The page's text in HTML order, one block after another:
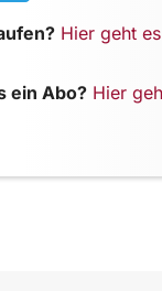
Hier geht
ein Abo? Hier